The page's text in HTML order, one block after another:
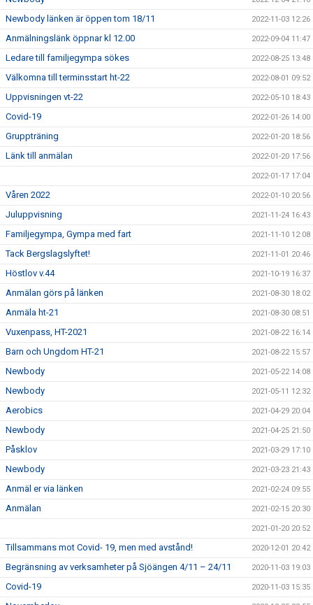
Newbody länken är öppen tom 18/11 2022-11-03 12:26
Anmälningslänk öppnar kl 12.00 2022-09-04 11:47
Ledare till familjegympa sökes 2022-08-25 13:48
Välkomna till terminsstart ht-22 2022-08-01 09:52
Uppvisningen vt-22 2022-05-10 18:43
Covid-19 2022-01-26 14:00
Gruppträning 2022-01-20 18:56
Länk till anmälan 2022-01-20 17:56
2022-01-17 17:04
Våren 2022 2022-01-10 20:56
Juluppvisning 2021-11-24 16:43
Familjegympa, Gympa med fart 2021-11-10 12:08
Tack Bergslagslyftet! 2021-11-01 20:46
Höstlov v.44 2021-10-19 16:37
Anmälan görs på länken 2021-08-30 18:02
Anmäla ht-21 2021-08-30 08:51
Vuxenpass, HT-2021 2021-08-22 16:14
Barn och Ungdom HT-21 2021-08-22 15:57
Newbody 2021-05-22 14:08
Newbody 2021-05-11 12:32
Aerobics 2021-04-29 20:04
Newbody 2021-04-25 21:50
Påsklov 2021-03-29 17:10
Newbody 2021-03-23 21:43
Anmäl er via länken 2021-02-24 09:55
Anmälan 2021-02-15 20:30
2021-01-20 20:52
Tillsammans mot Covid- 19, men med avstånd! 2020-12-01 20:42
Begränsning av verksamheter på Sjöängen 4/11 – 24/11 2020-11-03 19:03
Covid-19 2020-11-03 15:35